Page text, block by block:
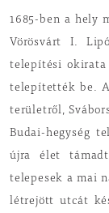
1685-ben a hely
Vörösvárt I.
telepítési okirata
telepítették be.
területről,
Budai-hegység
újra élet
telepesek a mai
létrejött utcát